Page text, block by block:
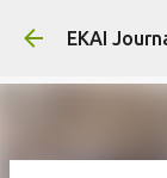
EKAI